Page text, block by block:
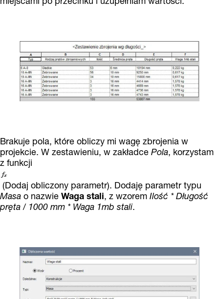
Brakuje pola, które obliczy mi wagę zbrojenia w
projekcie. W zestawieniu, w zakładce Pola, korzystam
z funkcji
(Dodaj obliczony parametr). Dodaję parametr typu
Masa o nazwie Waga stali, z wzorem Ilość * Długość
pręta / 1000 mm * Waga 1mb stali.